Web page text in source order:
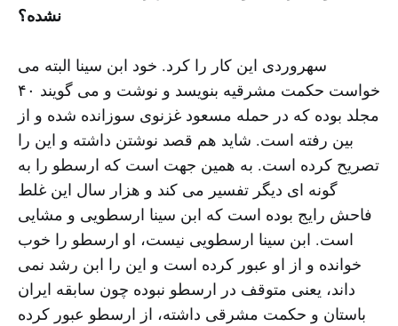
نشده؟
سهروردی این کار را کرد. خود ابن سینا البته می
خواست حکمت مشرقیه بنویسد و نوشت و می گویند ۴۰
مجلد بوده که در حمله مسعود غزنوی سوزانده شده و از
بین رفته است. شاید هم قصد نوشتن داشته و این را
تصریح کرده است. به همین جهت است که ارسطو را به
گونه ای دیگر تفسیر می کند و هزار سال این غلط
فاحش رایج بوده است که ابن سینا ارسطویی و مشایی
است. ابن سینا ارسطویی نیست، او ارسطو را خوب
خوانده و از او عبور کرده است و این را ابن رشد نمی
داند، یعنی متوقف در ارسطو نبوده چون سابقه ایران
باستان و حکمت مشرقی داشته، از ارسطو عبور کرده